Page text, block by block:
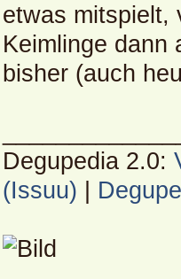
etwas mitspielt,
Keimlinge dann
bisher (auch
Degupedia 2.0:
(Issuu)